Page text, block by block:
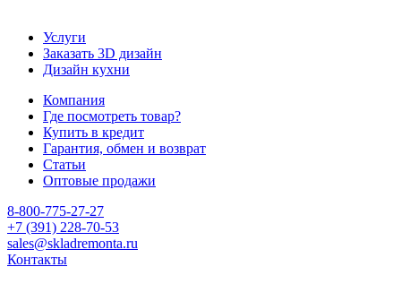
Услуги
Заказать 3D дизайн
Дизайн кухни
Компания
Где посмотреть товар?
Купить в кредит
Гарантия, обмен и возврат
Статьи
Оптовые продажи
8-800-775-27-27
+7 (391) 228-70-53
sales@skladremonta.ru
Контакты